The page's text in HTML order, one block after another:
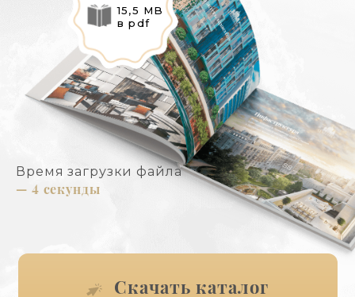
15,5 MB
в pdf
Время загрузки файла
— 4 секунды
Скачать каталог